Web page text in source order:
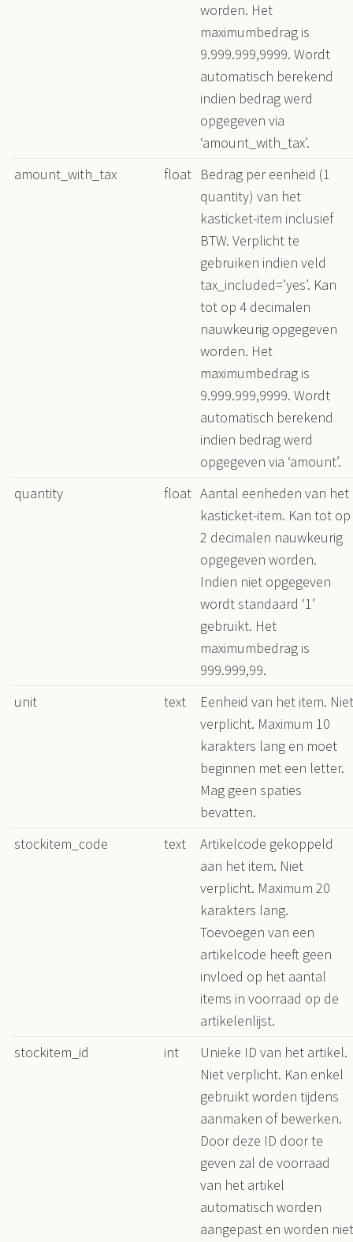
worden. Het
maximumbedrag is
9.999.999,9999. Wordt
automatisch berekend
indien bedrag werd
opgegeven via
‘amount_with_tax’.
amount_with_tax
float Bedrag per eenheid (1
quantity) van het
kasticket-item inclusief
BTW. Verplicht te
gebruiken indien veld
tax_included=’yes’. Kan
tot op 4 decimalen
nauwkeurig opgegeven
worden. Het
maximumbedrag is
9.999.999,9999. Wordt
automatisch berekend
indien bedrag werd
opgegeven via ‘amount’.
quantity
float Aantal eenheden van het
kasticket-item. Kan tot op
2 decimalen nauwkeurig
opgegeven worden.
Indien niet opgegeven
wordt standaard ‘1’
gebruikt. Het
maximumbedrag is
999.999,99.
unit
text
Eenheid van het item. Niet
verplicht. Maximum 10
karakters lang en moet
beginnen met een letter.
Mag geen spaties
bevatten.
stockitem_code
text
Artikelcode gekoppeld
aan het item. Niet
verplicht. Maximum 20
karakters lang.
Toevoegen van een
artikelcode heeft geen
invloed op het aantal
items in voorraad op de
artikelenlijst.
stockitem_id
int
Unieke ID van het artikel.
Niet verplicht. Kan enkel
gebruikt worden tijdens
aanmaken of bewerken.
Door deze ID door te
geven zal de voorraad
van het artikel
automatisch worden
aangepast en worden niet